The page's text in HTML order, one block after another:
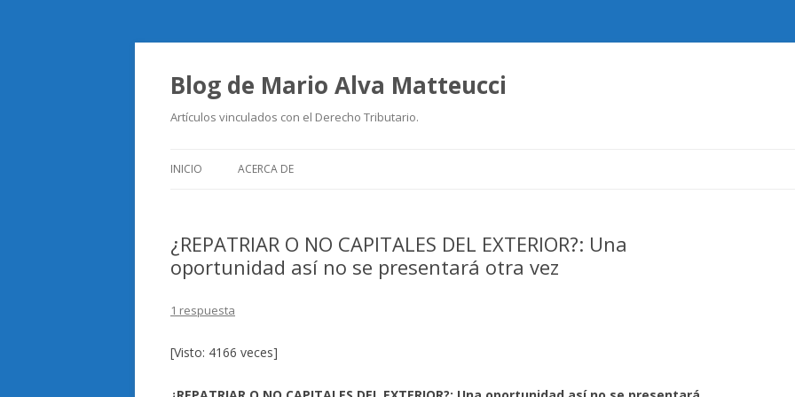
Blog de Mario Alva Matteucci
Artículos vinculados con el Derecho Tributario.
INICIO ACERCA DE
¿REPATRIAR O NO CAPITALES DEL EXTERIOR?: Una
oportunidad así no se presentará otra vez
1 respuesta
[Visto: 4166 veces]